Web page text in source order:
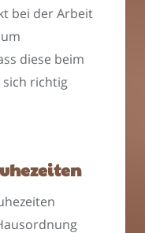
bei der Arbeit
diese beim
sich richtig